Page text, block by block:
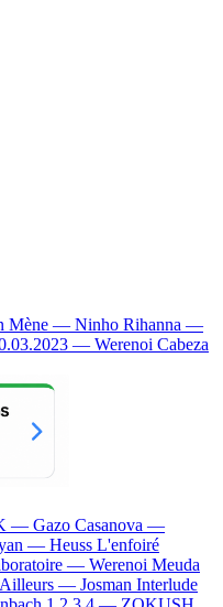
Mène — Ninho Rihanna —
— Werenoi Cabeza
— Gazo Casanova —
— Heuss L'enfoiré
— Werenoi Meuda
Ailleurs — Josman Interlude